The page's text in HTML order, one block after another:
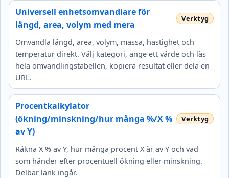
Universell enhetsomvandlare för
längd, area, volym med mera
Omvandla längd, area, volym, massa, hastighet och
temperatur direkt. Välj kategori, ange ett värde och läs
hela omvandlingstabellen, kopiera resultat eller dela en
URL.
Procentkalkylator
(ökning/minskning/hur många %/X %
av Y)
Räkna X % av Y, hur många procent X är av Y och vad
som händer efter procentuell ökning eller minskning.
Delbar länk ingår.